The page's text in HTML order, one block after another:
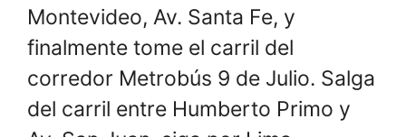
Montevideo, Av. Santa Fe, y
finalmente tome el carril del
corredor Metrobús 9 de Julio. Salga
del carril entre Humberto Primo y